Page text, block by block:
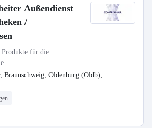
Außendienst
/
Produkte für die
Braunschweig, Oldenburg (Oldb),